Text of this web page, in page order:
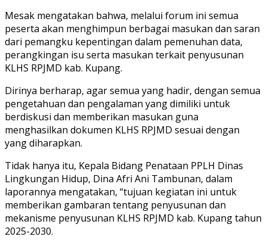
Mesak mengatakan bahwa, melalui forum ini semua
peserta akan menghimpun berbagai masukan dan saran
dari pemangku kepentingan dalam pemenuhan data,
perangkingan isu serta masukan terkait penyusunan
KLHS RPJMD kab. Kupang.
Dirinya berharap, agar semua yang hadir, dengan semua
pengetahuan dan pengalaman yang dimiliki untuk
berdiskusi dan memberikan masukan guna
menghasilkan dokumen KLHS RPJMD sesuai dengan
yang diharapkan.
Tidak hanya itu, Kepala Bidang Penataan PPLH Dinas
Lingkungan Hidup, Dina Afri Ani Tambunan, dalam
laporannya mengatakan, “tujuan kegiatan ini untuk
memberikan gambaran tentang penyusunan dan
mekanisme penyusunan KLHS RPJMD kab. Kupang tahun
2025-2030.